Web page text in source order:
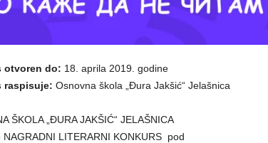
otvoren do: 18. aprila 2019. godine
raspisuje: Osnovna škola „Đura Jakšić“ Jelašnica
ŠKOLA „ĐURA JAKŠIĆ“ JELAŠNICA
NAGRADNI LITERARNI KONKURS pod